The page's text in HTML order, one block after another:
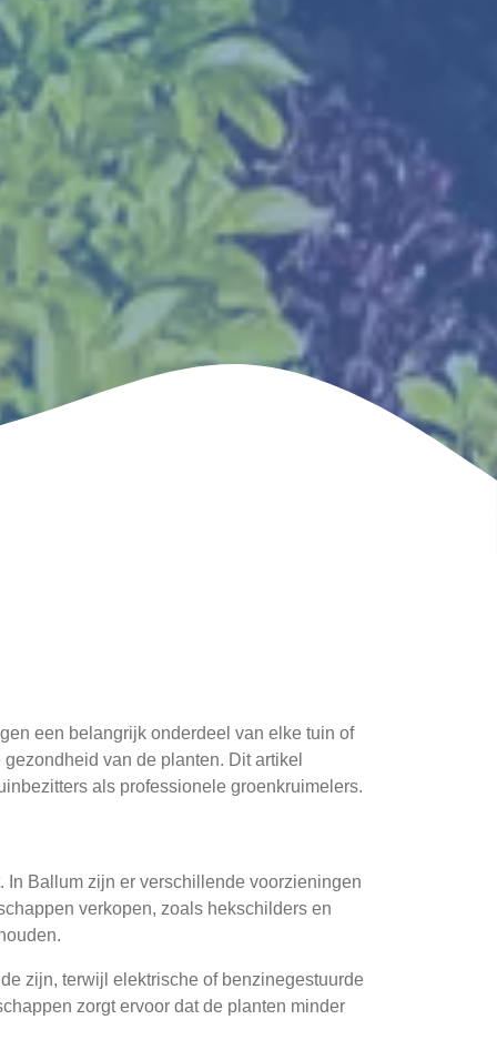
een belangrijk onderdeel van elke tuin of
van de planten. Dit artikel
als professionele groenkruimelers.
Ballum zijn er verschillende voorzieningen
verkopen, zoals hekschilders en
zijn, terwijl elektrische of benzinegestuurde
zorgt ervoor dat de planten minder